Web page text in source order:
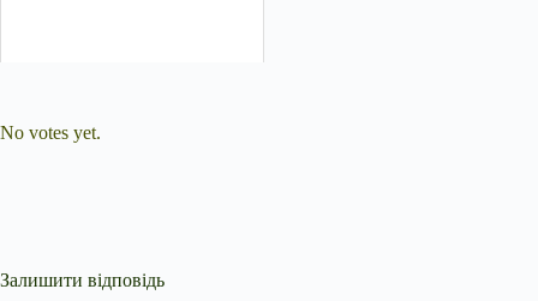
No votes yet.
Залишити відповідь